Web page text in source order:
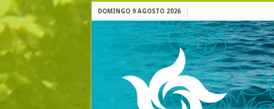
DOMINGO 9 AGOSTO 2026